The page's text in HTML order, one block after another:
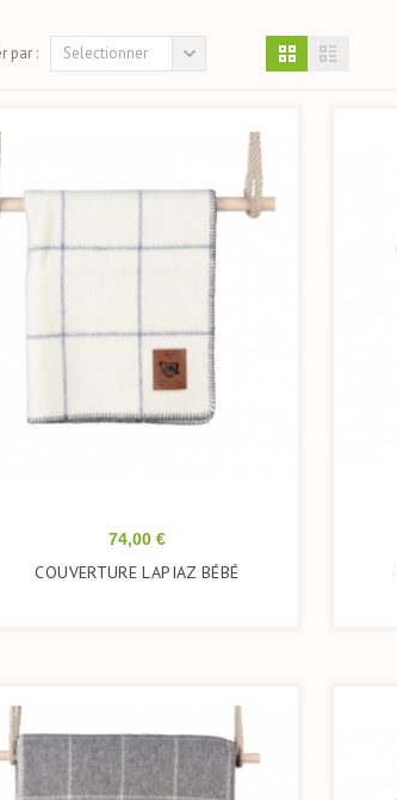
par : Selectionner
Prix
74,00 €
COUVERTURE LAPIAZ BÉBÉ